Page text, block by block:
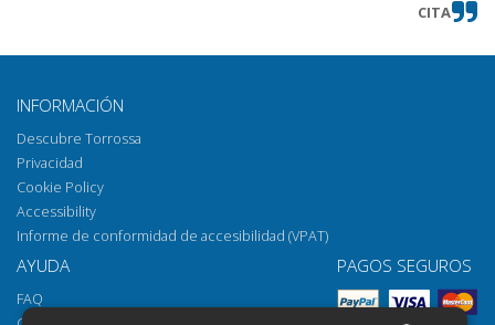
CITA
INFORMACIÓN
Descubre Torrossa
Privacidad
Cookie Policy
Accessibility
Informe de conformidad de accesibilidad (VPAT)
AYUDA
FAQ
PAGOS SEGUROS